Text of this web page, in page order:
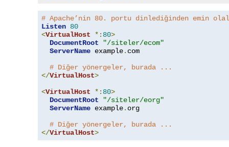
# Apache’nin 80. portu dinlediğinden emin
Listen 80
<VirtualHost *: 80>
DocumentRoot
"/siteler/ecom"
ServerName example. com
# Diğer yönergeler, burada ...
</VirtualHost>
<VirtualHost *: 80>
DocumentRoot
"/siteler/eorg"
ServerName example. org
# Diğer yönergeler, burada ...
</VirtualHost>